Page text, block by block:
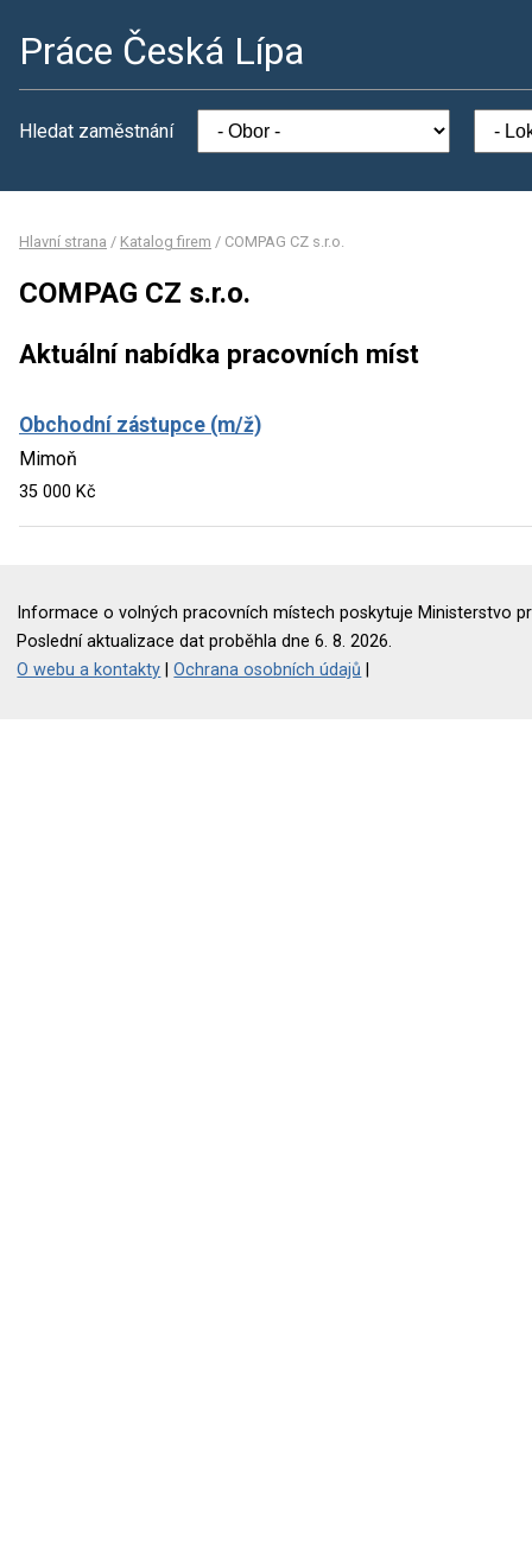
Práce Česká Lípa
Hledat zaměstnání
Hlavní strana / Katalog firem / COMPAG CZ s.r.o.
COMPAG CZ s.r.o.
Aktuální nabídka pracovních míst
Obchodní zástupce (m/ž)
Mimoň
35 000 Kč
Informace o volných pracovních místech poskytuje Ministerstvo
Poslední aktualizace dat proběhla dne 6. 8. 2026.
O webu a kontakty |Ochrana osobních údajů